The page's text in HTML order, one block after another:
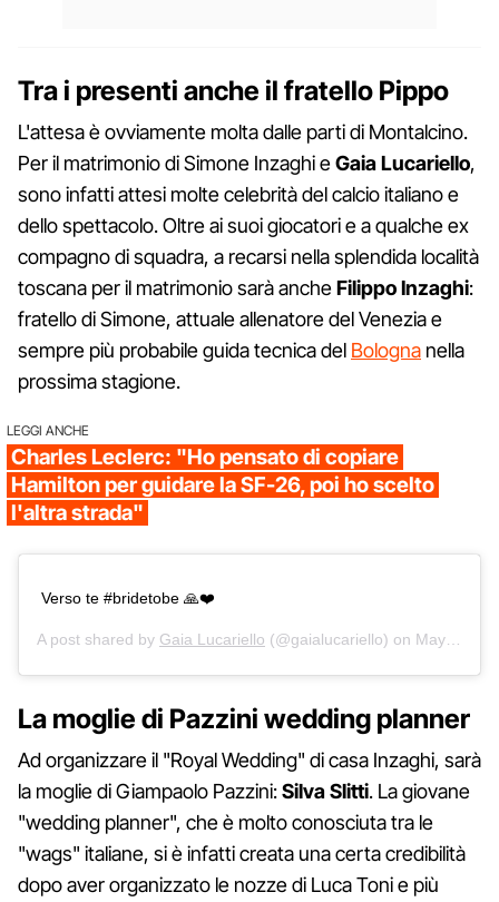
Tra i presenti anche il fratello Pippo
L'attesa è ovviamente molta dalle parti di Montalcino.
Per il matrimonio di Simone Inzaghi eGaia Lucariello,
sono infatti attesi molte celebrità del calcio italiano e
dello spettacolo. Oltre ai suoi giocatori e a qualche ex
compagno di squadra, a recarsi nella splendida località
toscana per il matrimonio sarà ancheFilippo Inzaghi:
fratello di Simone, attuale allenatore del Venezia e
sempre più probabile guida tecnica del Bologna nella
prossima stagione.
LEGGI ANCHE
Charles Leclerc: "Ho pensato di copiare
Hamilton per guidare la SF-26, poi ho scelto
l'altra strada"
Verso te #bridetobe 🙏❤️
A post shared by Gaia Lucariello (@gaialucariello) on May 29, 2018 at 1:02pm PDT
La moglie di Pazzini wedding planner
Ad organizzare il "Royal Wedding" di casa Inzaghi, sarà
la moglie di Giampaolo Pazzini:Silva Slitti. La giovane
"wedding planner", che è molto conosciuta tra le
"wags" italiane, si è infatti creata una certa credibilità
dopo aver organizzato le nozze di Luca Toni e più